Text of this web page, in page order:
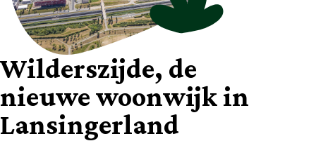
Wilderszijde, de
nieuwe woonwijk in
Lansingerland